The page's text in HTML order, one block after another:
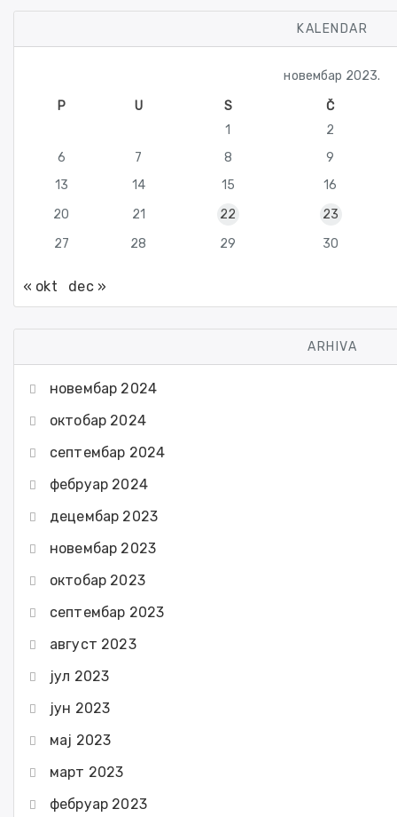
KALENDAR
новембар 2023.
P
U S
Č
1
2
6
7 8
9
13
14 15
16
20
21 22
23
27
28 29 30
« okt dec »
ARHIVA
новембар 2024
октобар 2024
септембар 2024
фебруар 2024
децембар 2023
новембар 2023
октобар 2023
септембар 2023
август 2023
јул 2023
јун 2023
мај 2023
март 2023
фебруар 2023